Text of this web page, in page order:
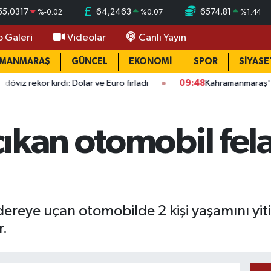
%-0.02 64,2463 %0.07 6574.81 %1.44
Galeri Videolar Canlı Yayın
GÜNCEL EKONOMİ SPOR
Dolar ve Euro fırladı 09:48 Kahramanmaraş'ta
otomobil
uçan otomobilde 2 kişi yaşamını